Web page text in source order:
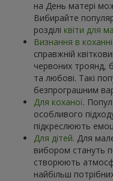
на День матері
Вибирайте
розділі квіти для
Визнання в коханні
справжній
червоних троянд,
та любові. Такі
безпрограшним
Для коханої.
особливого
підкреслюють
Для дітей. Для
вибором стануть
створюють
найбільш